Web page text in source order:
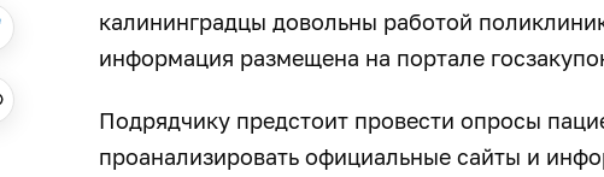
калининградцы довольны работой
информация размещена на портале
Подрядчику предстоит провести опросы
проанализировать официальные сайты и